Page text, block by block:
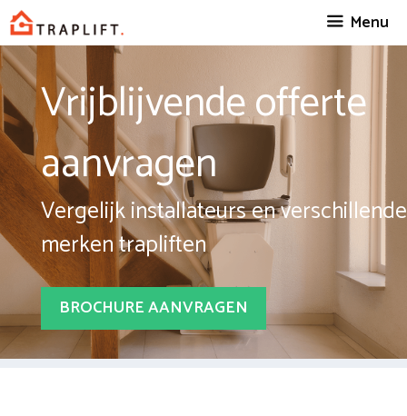
Spring
naar
inhoud
Menu
Vrijblijvende offerte
aanvragen
Vergelijk installateurs en verschillende
merken trapliften
BROCHURE AANVRAGEN